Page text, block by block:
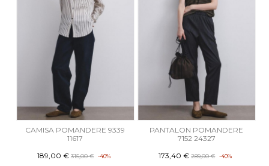
CAMISA POMANDERE 9339
11617
189,00 € 315,00 € -40%
PANTALON POMANDERE
7152 24327
173,40 € 289,00 € -40%